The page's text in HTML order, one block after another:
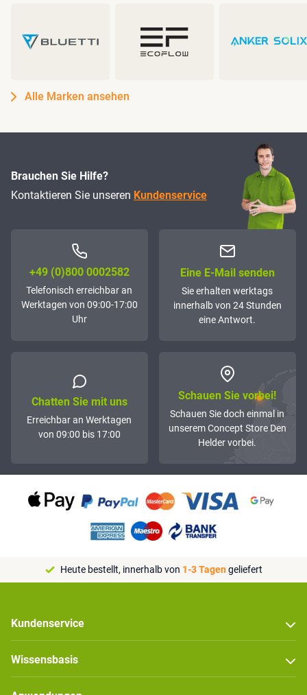
Alle Marken ansehen
Brauchen Sie Hilfe?
Kontaktieren Sie unseren Kundenservice
+49 (0)800 0002582
Telefonisch erreichbar an
Werktagen von 09:00-17:00
Uhr
Eine E-Mail senden
Sie erhalten werktags
innerhalb von 24 Stunden
eine Antwort.
Chatten Sie mit uns
Erreichbar an Werktagen
von 09:00 bis 17:00
Schauen Sie vorbei!
Schauen Sie doch einmal in
unserem Concept Store Den
Helder vorbei.
Heute bestellt, innerhalb von 1-3 Tagengeliefert
Kundenservice
Wissensbasis